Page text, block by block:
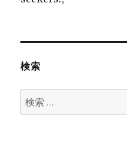
検索
検
索: